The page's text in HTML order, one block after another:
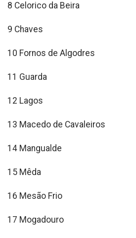
8 Celorico da Beira
9 Chaves
10 Fornos de Algodres
11 Guarda
12 Lagos
13 Macedo de Cavaleiros
14 Mangualde
15 Mêda
16 Mesão Frio
17 Mogadouro